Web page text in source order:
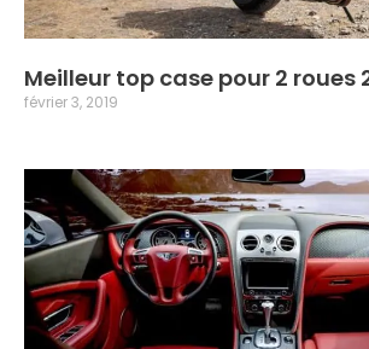
Meilleur top case pour 2 roues
février 3, 2019